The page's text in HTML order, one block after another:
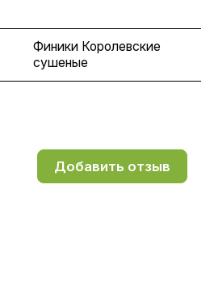
Финики Королевские
сушеные
Добавить отзыв